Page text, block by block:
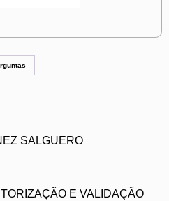
SALGUERO
E VALIDAÇÃO